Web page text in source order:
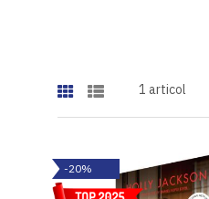
1 articol
-20%